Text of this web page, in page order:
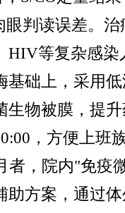
眼判读误差。
HIV等复杂感染
基础上，采用
生物被膜，提
，方便上班
者，院内"免疫
方案，通过